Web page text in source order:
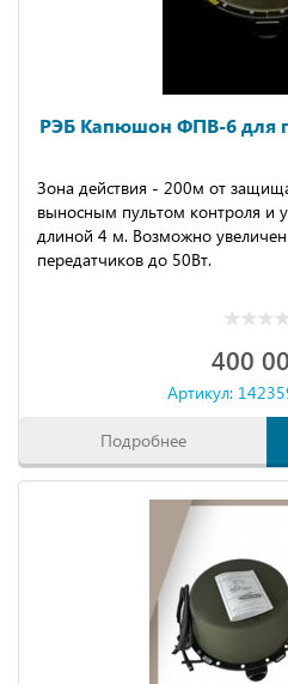
РЭБ Капюшон ФПВ-6 для
Зона действия - 200м от
выносным пультом контроля и
длиной 4 м. Возможно
передатчиков до 50Вт.
400
Артикул:
Подробнее